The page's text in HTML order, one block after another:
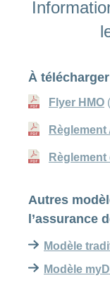
1'000,
%;
actif:
À télécharger
Flyer HMO
Règlement
Autres
l’assurance
Modèle
Modèle